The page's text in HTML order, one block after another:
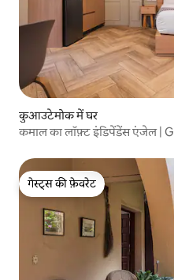
कुआउटेमोक में घर
कमाल का लॉफ़्ट इंडिपेंडेंस एंजेल | G
गेस्ट्स की फ़ेवरेट
गेस्ट्स की फ़ेवरेट